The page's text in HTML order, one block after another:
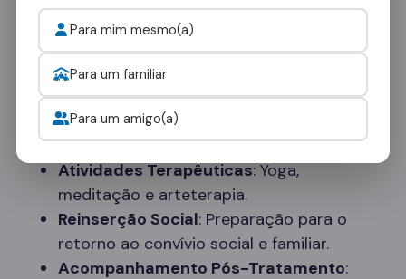
suporte contínuo, estamos comprometidos em
ajudar cada paciente a alcançar a sobriedade e
manter uma vida saudável e produtiva.
Serviços Adicionais
Atividades Terapêuticas: Yoga,
meditação e arteterapia.
Reinserção Social: Preparação para o
retorno ao convívio social e familiar.
Acompanhamento Pós-Tratamento:
Para mim mesmo(a)
Para um familiar
Para um amigo(a)